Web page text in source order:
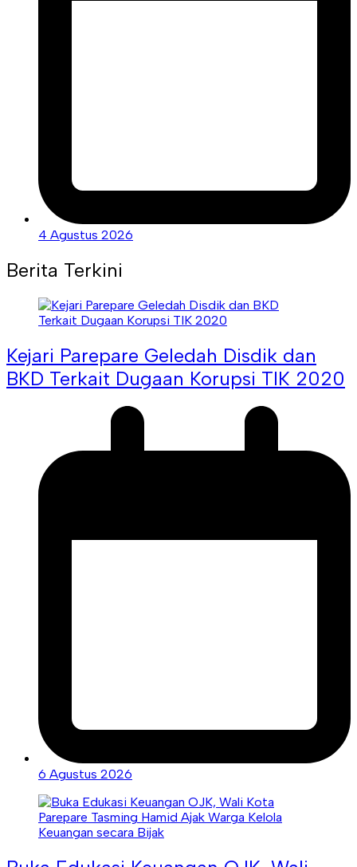
4 Agustus 2026
Berita Terkini
Kejari Parepare Geledah Disdik dan
BKD Terkait Dugaan Korupsi TIK 2020
6 Agustus 2026